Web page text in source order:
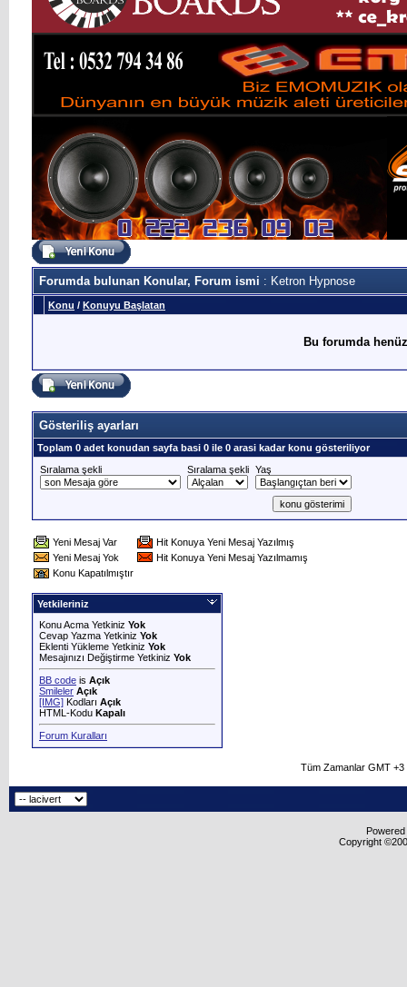
Forumda bulunan Konular, Forum ismi : Ketron Hypnose
Konu / Konuyu Başlatan
Bu forumda
Gösteriliş ayarları
Toplam 0 adet konudan sayfa basi 0 ile 0 arasi kadar konu gösteriliyor
Sıralama şekli
Sıralama şekli Yaş
Yeni Mesaj Var
Hit Konuya Yeni Mesaj Yazılmış
Yeni Mesaj Yok
Hit Konuya Yeni Mesaj Yazılmamış
Konu Kapatılmıştır
Yetkileriniz
Konu Acma Yetkiniz Yok
Cevap Yazma Yetkiniz Yok
Eklenti Yükleme Yetkiniz Yok
Mesajınızı Değiştirme Yetkiniz Yok
BB code is Açık
Smileler Açık
[IMG] Kodları Açık
HTML-Kodu Kapalı
Forum Kuralları
Tüm Zamanlar GMT
Copyright